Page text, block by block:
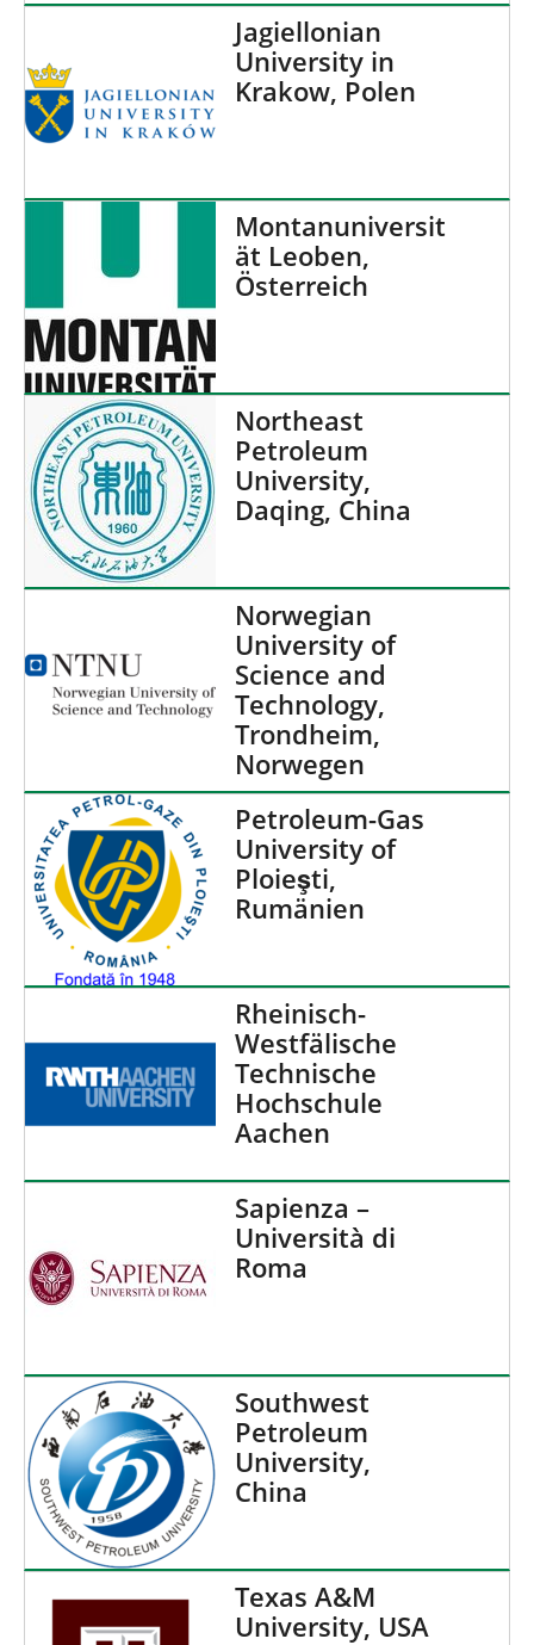
Jagiellonian
University in
Krakow, Polen
Montanuniversit
ät Leoben,
Österreich
Northeast
Petroleum
University,
Daqing, China
Norwegian
University of
Science and
Technology,
Trondheim,
Norwegen
Petroleum-Gas
University of
Ploieşti,
Rumänien
Rheinisch-
Westfälische
Technische
Hochschule
Aachen
Sapienza –
Università di
Roma
Southwest
Petroleum
University,
China
Texas A&M
University, USA